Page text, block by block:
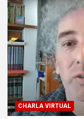
CHARLA VIRTUAL